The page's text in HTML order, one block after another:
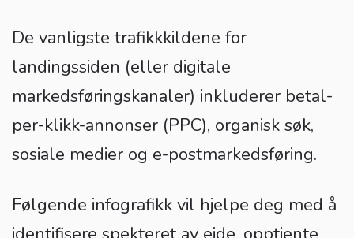
De vanligste trafikkkildene for
landingssiden (eller digitale
markedsføringskanaler) inkluderer betal-
per-klikk-annonser (PPC), organisk søk,
sosiale medier og e-postmarkedsføring.
Følgende infografikk vil hjelpe deg med å